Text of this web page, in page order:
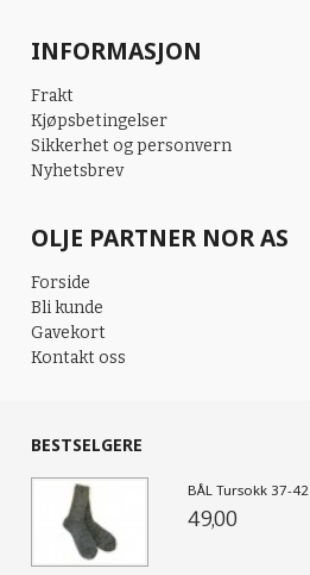
INFORMASJON
Frakt
Kjøpsbetingelser
Sikkerhet og personvern
Nyhetsbrev
OLJE PARTNER NOR AS
Forside
Bli kunde
Gavekort
Kontakt oss
BESTSELGERE
BÅL Tursokk 37-42
49,00